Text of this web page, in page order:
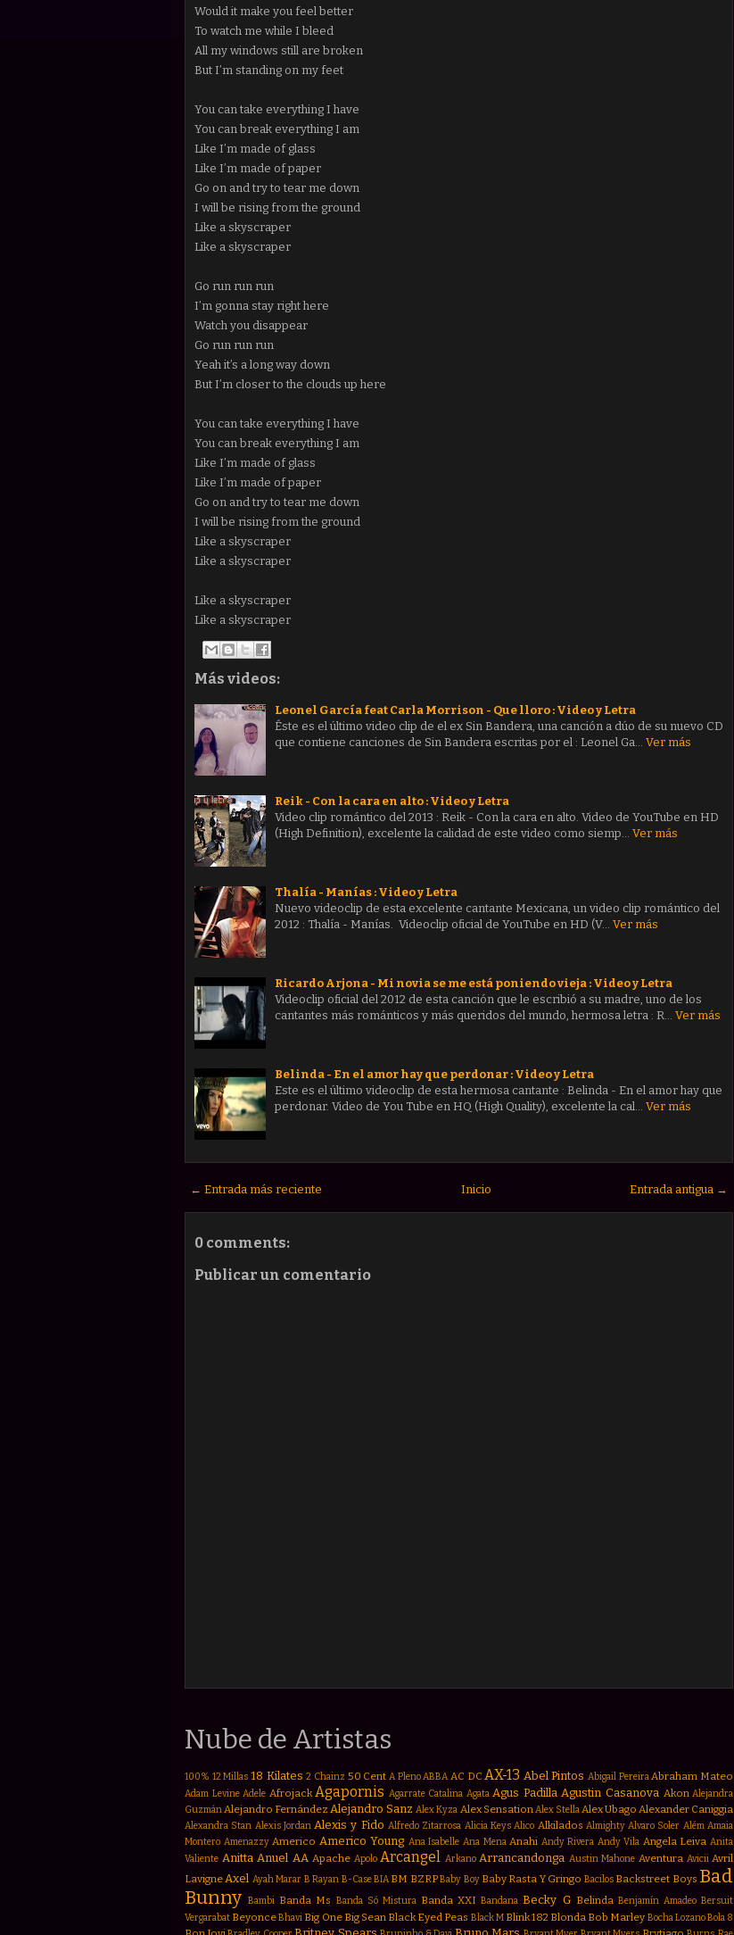
Would it make you feel better
To watch me while I bleed
All my windows still are broken
But I’m standing on my feet
You can take everything I have
You can break everything I am
Like I’m made of glass
Like I’m made of paper
Go on and try to tear me down
I will be rising from the ground
Like a skyscraper
Like a skyscraper
Go run run run
I’m gonna stay right here
Watch you disappear
Go run run run
Yeah it’s a long way down
But I’m closer to the clouds up here
You can take everything I have
You can break everything I am
Like I’m made of glass
Like I’m made of paper
Go on and try to tear me down
I will be rising from the ground
Like a skyscraper
Like a skyscraper
Like a skyscraper
Like a skyscraper
Más videos:
Leonel García feat Carla Morrison - Que lloro : Video y Letra
Éste es el último video clip de el ex Sin Bandera, una canción a dúo de su nuevo CD
que contiene canciones de Sin Bandera escritas por el : Leonel Ga…
Ver más
Reik - Con la cara en alto : Video y Letra
Video clip romántico del 2013 : Reik - Con la cara en alto. Video de YouTube en HD
(High Definition), excelente la calidad de este video como siemp…
Ver más
Thalía - Manías : Video y Letra
Nuevo videoclip de esta excelente cantante Mexicana, un video clip romántico del
2012 : Thalía - Manías. Videoclip oficial de YouTube en HD (V…
Ver más
Ricardo Arjona - Mi novia se me está poniendo vieja : Video y Letra
Videoclip oficial del 2012 de esta canción que le escribió a su madre, uno de los
cantantes más románticos y más queridos del mundo, hermosa letra : R…
Ver más
Belinda - En el amor hay que perdonar : Video y Letra
Este es el último videoclip de esta hermosa cantante : Belinda - En el amor hay que
perdonar. Video de You Tube en HQ (High Quality), excelente la cal…
Ver más
← Entrada más reciente Entrada antigua →
Inicio
0 comments:
Publicar un comentario
Nube de Artistas
100% 12 Millas 18 Kilates 2 Chainz 50 Cent A Pleno ABBA AC DC AX-13 Abel Pintos Abigail Pereira Abraham Mateo
Adam Levine Adele Afrojack Agapornis Agarrate Catalina Agata Agus Padilla Agustin Casanova Akon Alejandra
Guzmán Alejandro Fernández Alejandro Sanz Alex Kyza Alex Sensation Alex Stella Alex Ubago Alexander Caniggia
Alexandra Stan Alexis Jordan Alexis y Fido Alfredo Zitarrosa Alicia Keys Alico Alkilados Almighty Alvaro Soler Além Amaia
Montero Amenazzy Americo Americo Young Ana Isabelle Ana Mena Anahi Andy Rivera Andy Vila Angela Leiva Anita
Valiente Anitta Anuel AA Apache Apolo Arcangel Arkano Arrancandonga Austin Mahone Aventura Avicii Avril
Lavigne Axel Ayah Marar B Rayan B-CaseBIA BM BZRPBaby Boy Baby Rasta Y Gringo Bacilos Backstreet Boys Bad
Bunny Bambi Banda Ms Banda Só Mistura Banda XXI Bandana Becky G Belinda Benjamín Amadeo Bersuit
Vergarabat BeyonceBhavi Big One Big Sean Black Eyed Peas Black M Blink 182 Blonda Bob MarleyBocha LozanoBola 8